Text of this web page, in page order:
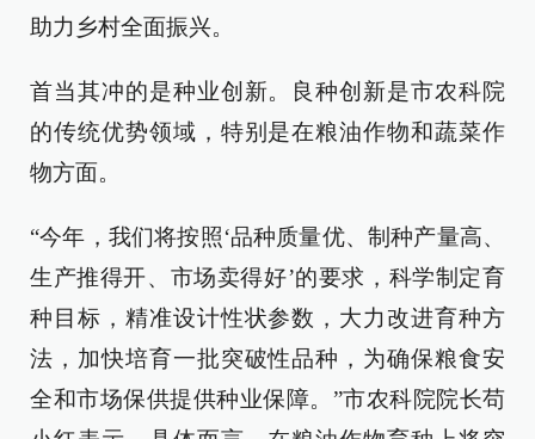
助力乡村全面振兴。
首当其冲的是种业创新。良种创新是市农科院
的传统优势领域，特别是在粮油作物和蔬菜作
物方面。
“今年，我们将按照‘品种质量优、制种产量高、
生产推得开、市场卖得好’的要求，科学制定育
种目标，精准设计性状参数，大力改进育种方
法，加快培育一批突破性品种，为确保粮食安
全和市场保供提供种业保障。”市农科院院长苟